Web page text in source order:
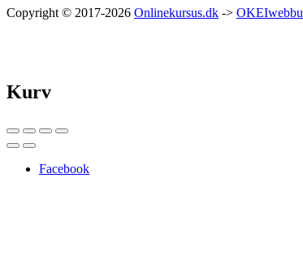
Copyright © 2017-2026 Onlinekursus.dk ->
Kurv
Facebook